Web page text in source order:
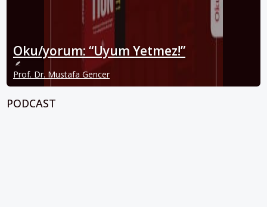
Oku/yorum: “Uyum Yetmez!”
Prof. Dr. Mustafa Gencer
PODCAST